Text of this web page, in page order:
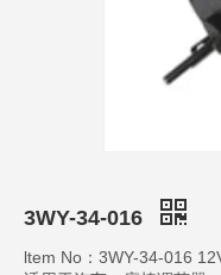
3WY-34-016
ltem No：3WY-34-016